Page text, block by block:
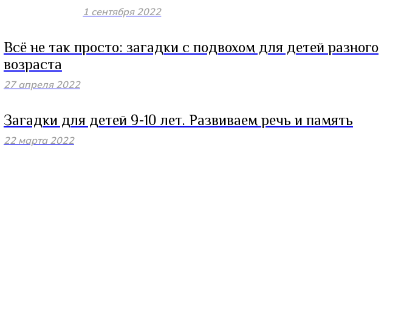
1 сентября 2022
Всё не так просто: загадки с подвохом для детей разного
возраста
27 апреля 2022
Загадки для детей 9-10 лет. Развиваем речь и память
22 марта 2022